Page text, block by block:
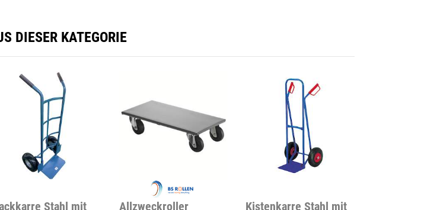
DIESER KATEGORIE
Stahl mit
Allzweckroller
Kistenkarre Stahl mit